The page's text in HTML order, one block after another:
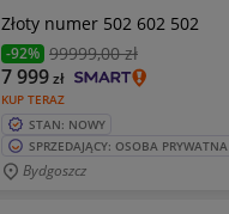
Złoty numer 502 602 502
-92% 99999,00 zł
KUP TERAZ
7 999zł
STAN: NOWY
SPRZEDAJĄCY: OSOBA PRYWATNA
Bydgoszcz